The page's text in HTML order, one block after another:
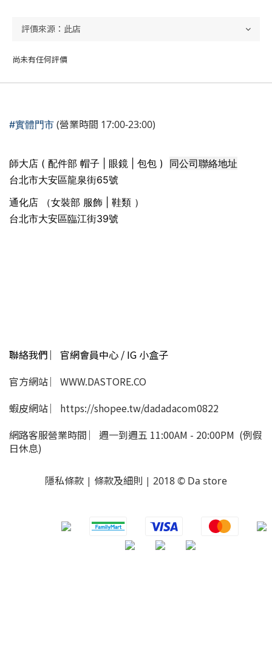
尚未有任何評價
#實體門市 (營業時間 17:00-23:00)
師大店 ( 配件部 帽子 | 眼鏡 | 包包 ) 同公司聯絡地址
台北市大安區龍泉街65號
通化店 （女裝部 服飾 | 鞋類 ）
台北市大安區臨江街39號
聯絡我們 ︳官網會員中心 / IG 小盒子
官方網站 ︳WWW.DASTORE.CO
蝦皮網站 ︳https://shopee.tw/dadadacom0822
網路客服營業時間 ︳週一到週五 11:00AM - 20:00PM (例假
日休息)
隱私條款 | 條款及細則 | 2018 © Da store